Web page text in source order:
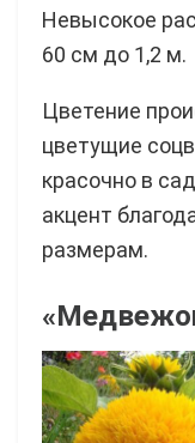
Невысокое
60 см до 1,2 м.
Цветение
цветущие
красочно в
акцент
размерам.